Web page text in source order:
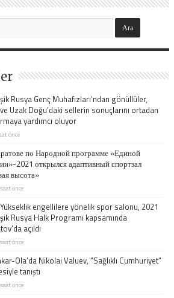
Rusya Genç Muhafızları’ndan gönüllüler,
Uzak Doğu’daki sellerin sonuçlarını ortadan
yardımcı oluyor
önce
по Народной программе «Единой
2021 открылся адаптивный спортзал
высота»
önce
engellilere yönelik spor salonu, 2021
Rusya Halk Programı kapsamında
açıldı
önce
Ola’da Nikolai Valuev, “Sağlıklı Cumhuriyet”
tanıştı
önce